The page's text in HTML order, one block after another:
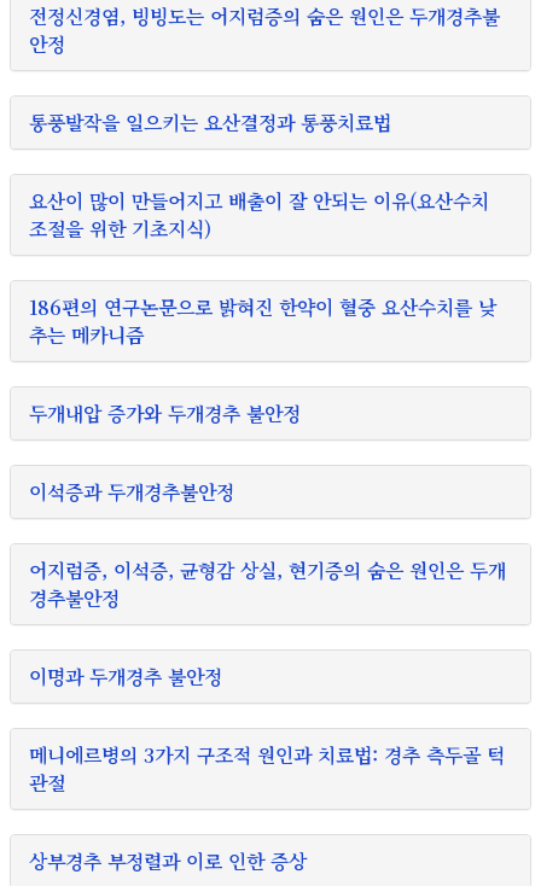
전정신경염, 빙빙도는 어지럼증의 숨은 원인은 두개경추불
안정
통풍발작을 일으키는 요산결정과 통풍치료법
요산이 많이 만들어지고 배출이 잘 안되는 이유(요산수치
조절을 위한 기초지식)
186편의 연구논문으로 밝혀진 한약이 혈중 요산수치를 낮
추는 메카니즘
두개내압 증가와 두개경추 불안정
이석증과 두개경추불안정
어지럼증, 이석증, 균형감 상실, 현기증의 숨은 원인은 두개
경추불안정
이명과 두개경추 불안정
메니에르병의 3가지 구조적 원인과 치료법: 경추 측두골 턱
관절
상부경추 부정렬과 이로 인한 증상